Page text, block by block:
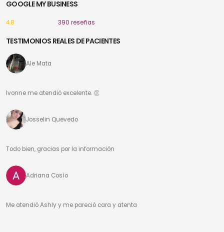
GOOGLE MY BUSINESS
4.8 390 reseñas
TESTIMONIOS REALES DE PACIENTES
Ale Mata
Ivonne me atendió excelente. 👏
Josselin Quevedo
Todo bien, gracias por la información
Adriana Cosìo
Me atendió Ashly y me pareció cara y atenta